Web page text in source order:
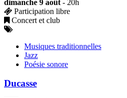
dimanche 9 août - 20h
Participation libre
Concert et club
Musiques traditionnelles
Jazz
Poésie sonore
Ducasse